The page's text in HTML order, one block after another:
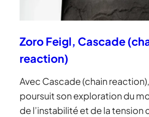
Zoro Feigl, Cascade
reaction)
Avec Cascade (chain
poursuit son exploration du
de l’instabilité et de la tension